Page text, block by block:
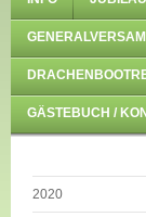
GÄSTEBUCH /
2020